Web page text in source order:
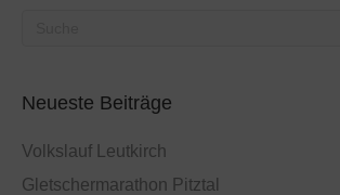
Neueste Beiträge
Volkslauf Leutkirch
Gletschermarathon Pitztal